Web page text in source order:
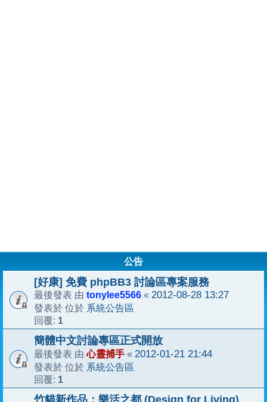
公告
[好康] 免費 phpBB3 討論區專案服務
最後發表 由 tonylee5566 « 2012-08-28 13:27
發表於 位於 系統公告區
回覆: 1
簡體中文討論專區正式開放
最後發表 由心靈捕手 « 2012-01-21 21:44
發表於 位於 系統公告區
回覆: 1
竹貓新作品：樂活之都 (Design for Living)